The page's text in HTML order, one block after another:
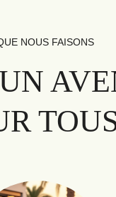
NOUS FAISONS